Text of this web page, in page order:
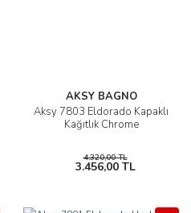
AKSY BAGNO
Aksy 7803 Eldorado Kapaklı
Kağıtlık Chrome
4.320,00 TL
3.456,00 TL